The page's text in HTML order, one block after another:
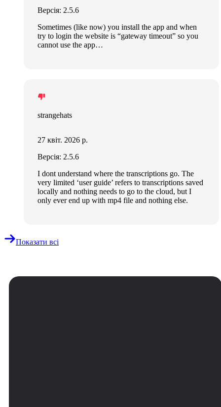
Версія: 2.5.6
Sometimes (like now) you install the app and when
try to login the website is “gateway timeout” so you
cannot use the app…
strangehats
27 квіт. 2026 р.
Версія: 2.5.6
I dont understand where the transcriptions go. The
very limited ‘user guide’ refers to transcriptions saved
locally and nothing needs to go to the cloud, but I
only ever end up with mp4 file and nothing else.
Показати всі